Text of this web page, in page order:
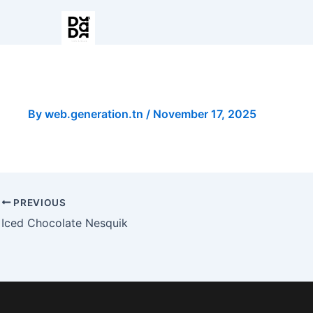
By web.generation.tn / November 17, 2025
PREVIOUS
Iced Chocolate Nesquik